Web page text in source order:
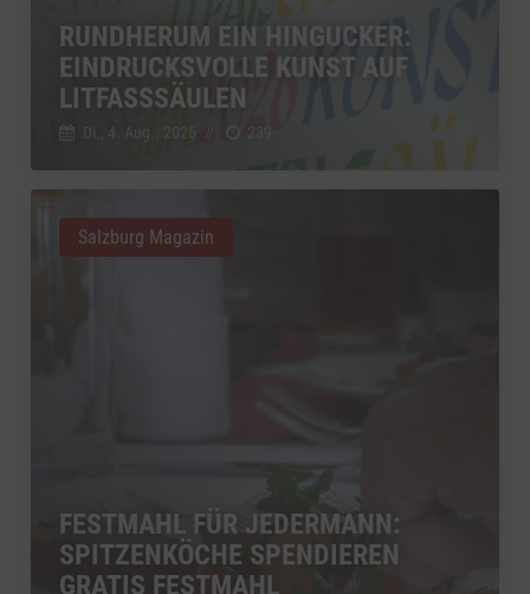
RUNDHERUM EIN HINGUCKER:
EINDRUCKSVOLLE KUNST AUF
LITFASSSÄULEN
Di., 4. Aug.. 2026 239
FESTMAHL FÜR JEDERMANN:
SPITZENKÖCHE SPENDIEREN
GRATIS FESTMAHL
Salzburg Magazin